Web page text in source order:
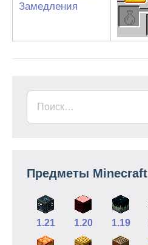
Замедления
Предметы Minecraft
1.21 1.20 1.19